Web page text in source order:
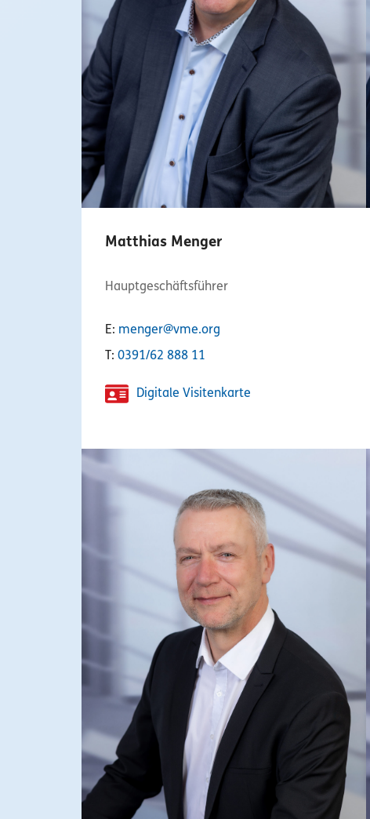
Matthias Menger
Hauptgeschäftsführer
E: menger@vme.org
T: 0391/62 888 11
Digitale Visitenkarte